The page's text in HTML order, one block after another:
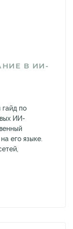
В ИИ-
по
ИИ-
его языке.